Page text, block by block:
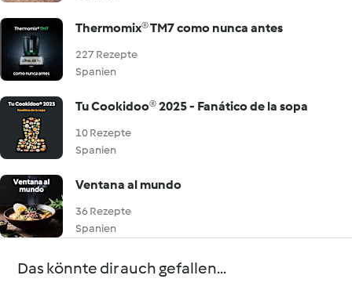
Thermomix® TM7 como nunca antes
227 Rezepte
Spanien
Tu Cookidoo® 2025 - Fanático de la sopa
10 Rezepte
Spanien
Ventana al mundo
36 Rezepte
Spanien
Das könnte dir auch gefallen...